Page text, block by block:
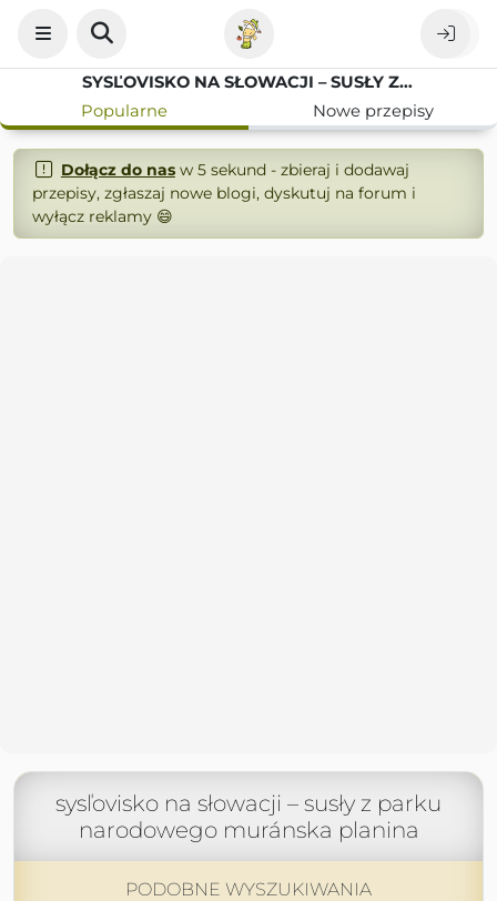
SYSĽOVISKO NA SŁOWACJI – SUSŁY Z PARKU NARODOWEGO MURÁNSKA PLANINA
Popularne
Nowe przepisy
Dołącz do nasw 5 sekund - zbieraj i dodawaj
przepisy, zgłaszaj nowe blogi, dyskutuj na forum i
wyłącz reklamy 😄
sysľovisko na słowacji – susły z parku
narodowego muránska planina
PODOBNE WYSZUKIWANIA